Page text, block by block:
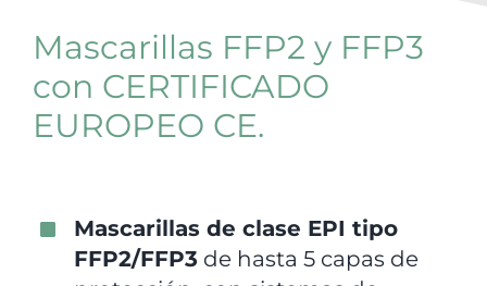
Mascarillas FFP2 y FFP3
con CERTIFICADO
EUROPEO CE.
Mascarillas de clase EPI tipo
FFP2/FFP3 de hasta 5 capas de